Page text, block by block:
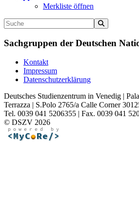
Merkliste öffnen
Sachgruppen der Deutschen
Kontakt
Impressum
Datenschutzerklärung
Deutsches Studienzentrum in Venedig |
Terrazza | S.Polo 2765/a Calle Corner
Tel. 0039 041 5206355 | Fax. 0039 041
© DSZV 2026